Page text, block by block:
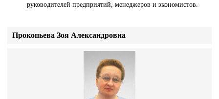
руководителей предприятий, менеджеров и экономистов.
Прокопьева Зоя Александровна